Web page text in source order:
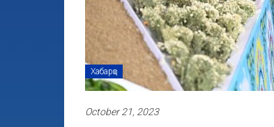
Хабарҳо
October 21, 2023